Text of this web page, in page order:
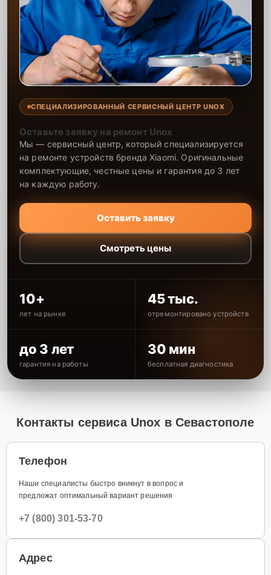
СПЕЦИАЛИЗИРОВАННЫЙ СЕРВИСНЫЙ ЦЕНТР UNOX
Оставьте заявку на ремонт Unox
Мы — сервисный центр, который специализируется
на ремонте устройств бренда Xiaomi. Оригинальные
комплектующие, честные цены и гарантия до 3 лет
на каждую работу.
Оставить заявку
Смотреть цены
10+
лет на рынке
45 тыс.
отремонтировано устройств
до 3 лет
гарантия на работы
30 мин
бесплатная диагностика
Контакты сервиса Unox в Севастополе
Телефон
Наши специалисты быстро вникнут в вопрос и
предложат оптимальный вариант решения
+7 (800) 301-53-70
Адрес